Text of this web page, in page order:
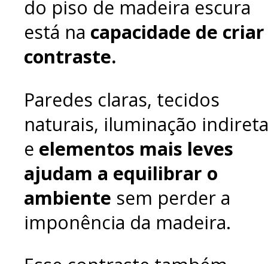
do piso de madeira escura
está na capacidade de criar
contraste.
Paredes claras, tecidos
naturais, iluminação indireta
e elementos mais leves
ajudam a equilibrar o
ambiente sem perder a
imponência da madeira.